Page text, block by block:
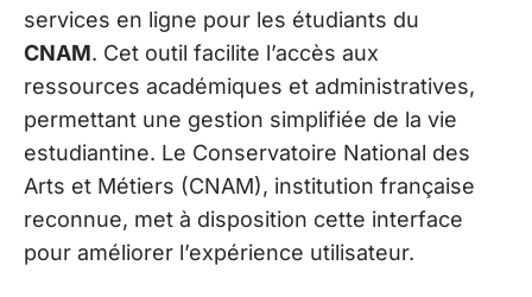
services en ligne pour les étudiants du
CNAM. Cet outil facilite l’accès aux
ressources académiques et administratives,
permettant une gestion simplifiée de la vie
estudiantine. Le Conservatoire National des
Arts et Métiers (CNAM), institution française
reconnue, met à disposition cette interface
pour améliorer l’expérience utilisateur.